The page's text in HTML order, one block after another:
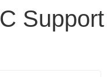
Support